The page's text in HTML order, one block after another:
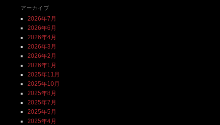
アーカイブ
2026年7月
2026年6月
2026年4月
2026年3月
2026年2月
2026年1月
2025年11月
2025年10月
2025年8月
2025年7月
2025年5月
2025年4月